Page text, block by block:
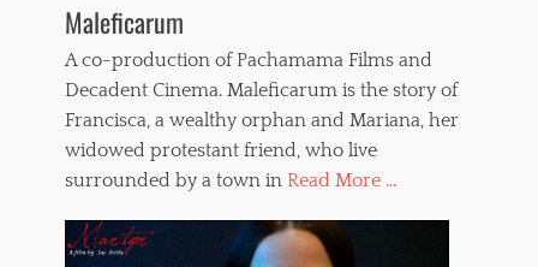
Maleficarum
A co-production of Pachamama Films and
Decadent Cinema. Maleficarum is the story of
Francisca, a wealthy orphan and Mariana, her
widowed protestant friend, who live
surrounded by a town in Read More ...